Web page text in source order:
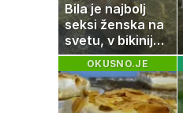
Bila je najbolj
seksi ženska na
svetu, v bikiniju
znova navdušila
OKUSNO.JE